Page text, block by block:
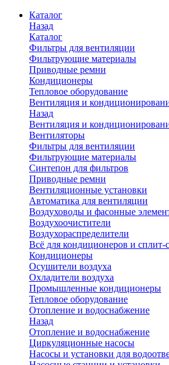
Каталог
Назад
Каталог
Фильтры для вентиляции
Фильтрующие материалы
Приводные ремни
Кондиционеры
Тепловое оборудование
Вентиляция и
Назад
Вентиляция и
Вентиляторы
Фильтры для вентиляции
Фильтрующие материалы
Синтепон для фильтров
Приводные ремни
Вентиляционные установки
Автоматика для вентиляции
Воздуховоды и фасонные
Воздухоочистители
Воздухораспределители
Всё для кондиционеров и сплит-
Кондиционеры
Осушители воздуха
Охладители воздуха
Промышленные кондиционеры
Тепловое оборудование
Отопление и водоснабжение
Назад
Отопление и водоснабжение
Циркуляционные насосы
Насосы и установки для